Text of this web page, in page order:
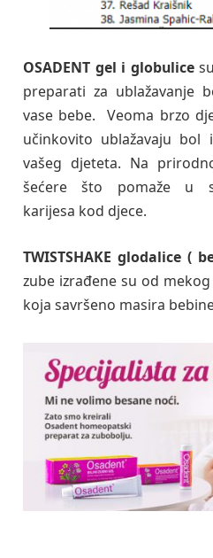
OSADENT gel i globulice
preparati za ublažavanje
vase bebe. Veoma brzo
učinkovito ublažavaju bol
vašeg djeteta. Na
šećere što pomaže u
karijesa kod djece.
TWISTSHAKE glodalice (
zube izrađene su od
koja savršeno masira